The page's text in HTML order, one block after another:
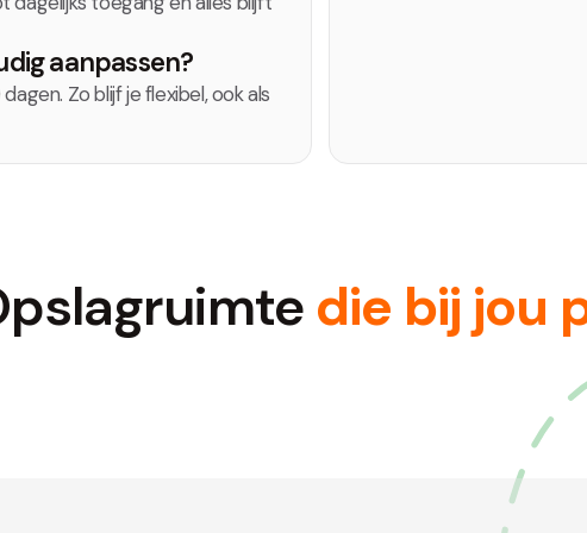
aanpassen?
Zo blijf je flexibel, ook als
die bij jou